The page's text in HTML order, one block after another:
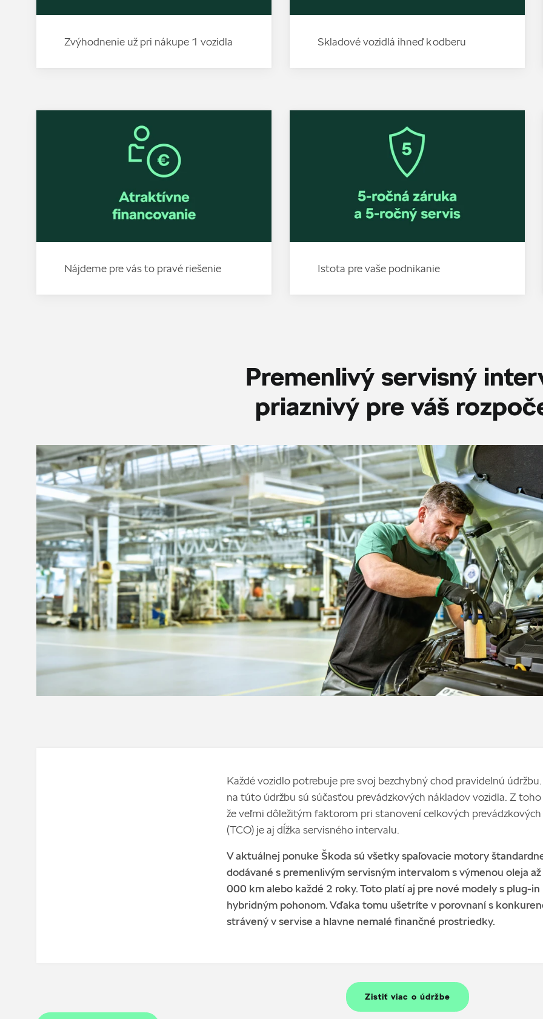
Zvýhodnenie už pri nákupe 1 vozidla Skladové vozidlá ihneď k odberu
Nájdeme pre vás to pravé riešenie Istota pre vaše podnikanie
Premenlivý servisný
priaznivý pre váš
Každé vozidlo potrebuje pre svoj bezchybný chod pravidelnú
na túto údržbu sú súčasťou prevádzkových nákladov vozidla. Z
že veľmi dôležitým faktorom pri stanovení celkových
(TCO) je aj dĺžka servisného intervalu.
V aktuálnej ponuke Škoda sú všetky spaľovacie motory
dodávané s premenlivým servisným intervalom s výmenou oleja
000 km alebo každé 2 roky. Toto platí aj pre nové modely s plug-in
hybridným pohonom. Vďaka tomu ušetríte v porovnaní s
strávený v servise a hlavne nemalé finančné prostriedky.
Zistiť viac o údržbe